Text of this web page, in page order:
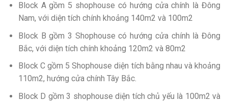
Block A gồm 5 shophouse có hướng cửa chính là Đông
Nam, với diện tích chính khoảng 140m2 và 100m2
Block B gồm 3 Shophouse có hướng cửa chính là Đông
Bắc, với diện tích chính khoảng 120m2 và 80m2
Block C gồm 5 Shophouse diện tích bằng nhau và khoảng
110m2, hướng cửa chính Tây Bắc.
Block D gồm 3 shophouse diện tích chủ yếu là 100m2 và